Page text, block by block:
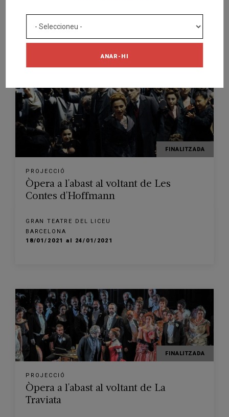
ANAR-HI
BARCELONA
16/01/2021
FINALITZADA
PROJECCIÓ
Òpera a l'abast al voltant de Les
Contes d'Hoffmann
GRAN TEATRE DEL LICEU
BARCELONA
18/01/2021 al 24/01/2021
FINALITZADA
PROJECCIÓ
Òpera a l'abast al voltant de La
Traviata